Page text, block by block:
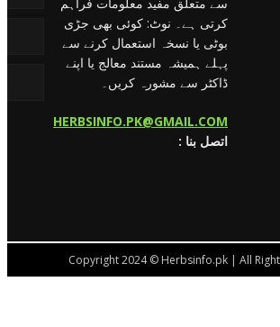
کرتی ہے۔ نوٹ: کوئی بھی جڑی
بوٹی یا نسخہ استعمال کرنے سے
پہلے ہمیشہ مستند معالج یا اپنے
ڈاکٹر سے مشورہ کریں۔
HERBSINFO.PK@GMAIL.COM
: اتصل بنا
Copyright 2024 © Herbsinfo.pk | All